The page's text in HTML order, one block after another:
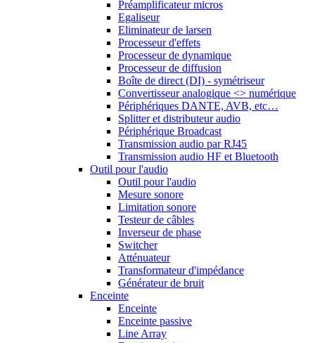
Préamplificateur micros
Egaliseur
Eliminateur de larsen
Processeur d'effets
Processeur de dynamique
Processeur de diffusion
Boîte de direct (DI) - symétriseur
Convertisseur analogique <> numérique
Périphériques DANTE, AVB, etc…
Splitter et distributeur audio
Périphérique Broadcast
Transmission audio par RJ45
Transmission audio HF et Bluetooth
Outil pour l'audio
Outil pour l'audio
Mesure sonore
Limitation sonore
Testeur de câbles
Inverseur de phase
Switcher
Atténuateur
Transformateur d'impédance
Générateur de bruit
Enceinte
Enceinte
Enceinte passive
Line Array